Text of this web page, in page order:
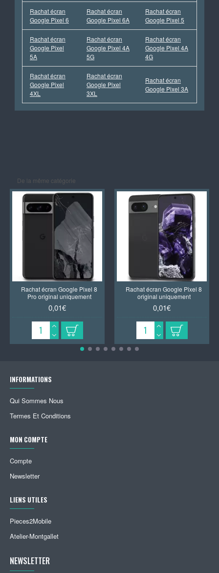
Rachat écran
Google Pixel 6
Rachat écran
Google Pixel 6A
Rachat écran
Google Pixel 5
Rachat écran
Google Pixel
5A
Rachat écran
Google Pixel 4A
5G
Rachat écran
Google Pixel 4A
4G
Rachat écran
Google Pixel
4XL
Rachat écran
Google Pixel
3XL
Rachat écran
Google Pixel 3A
De la même catégorie
Rachat écran Google Pixel 8
Pro original uniquement
0,01€
Rachat écran Google Pixel 8
original uniquement
0,01€
INFORMATIONS
Qui Sommes Nous
Termes Et Conditions
MON COMPTE
Compte
Newsletter
LIENS UTILES
Pieces2Mobile
Atelier-Montgallet
NEWSLETTER